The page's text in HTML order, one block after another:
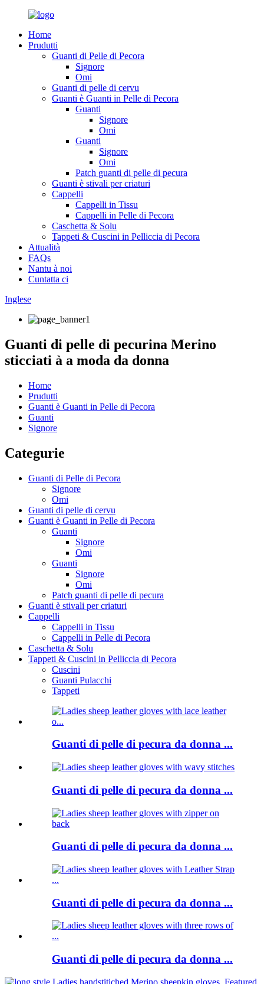
Home
Prudutti
Guanti di Pelle di Pecora
Signore
Omi
Guanti di pelle di cervu
Guanti è Guanti in Pelle di Pecora
Guanti
Signore
Omi
Guanti
Signore
Omi
Patch guanti di pelle di pecura
Guanti è stivali per criaturi
Cappelli
Cappelli in Tissu
Cappelli in Pelle di Pecora
Caschetta & Solu
Tappeti & Cuscini in Pelliccia di Pecora
Attualità
FAQs
Nantu à noi
Cuntatta ci
Inglese
Guanti di pelle di pecurina Merino
sticciati à a moda da donna
Home
Prudutti
Guanti è Guanti in Pelle di Pecora
Guanti
Signore
Categurie
Guanti di Pelle di Pecora
Signore
Omi
Guanti di pelle di cervu
Guanti è Guanti in Pelle di Pecora
Guanti
Signore
Omi
Guanti
Signore
Omi
Patch guanti di pelle di pecura
Guanti è stivali per criaturi
Cappelli
Cappelli in Tissu
Cappelli in Pelle di Pecora
Caschetta & Solu
Tappeti & Cuscini in Pelliccia di Pecora
Cuscini
Guanti Pulacchi
Tappeti
Guanti di pelle di pecura da donna ...
Guanti di pelle di pecura da donna ...
Guanti di pelle di pecura da donna ...
Guanti di pelle di pecura da donna ...
Guanti di pelle di pecura da donna ...